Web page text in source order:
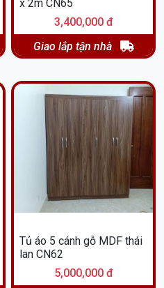
x 2m CN65
3,400,000 đ
Giao lắp tận nhà
Tủ áo 5 cánh gỗ MDF thái
lan CN62
5,000,000 đ